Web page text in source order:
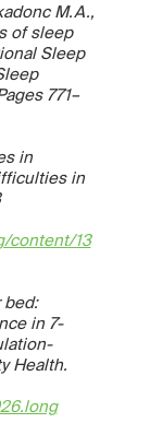
M.A.,
of sleep
Sleep
771–
in
in
content/13
bed:
in 7-
Health.